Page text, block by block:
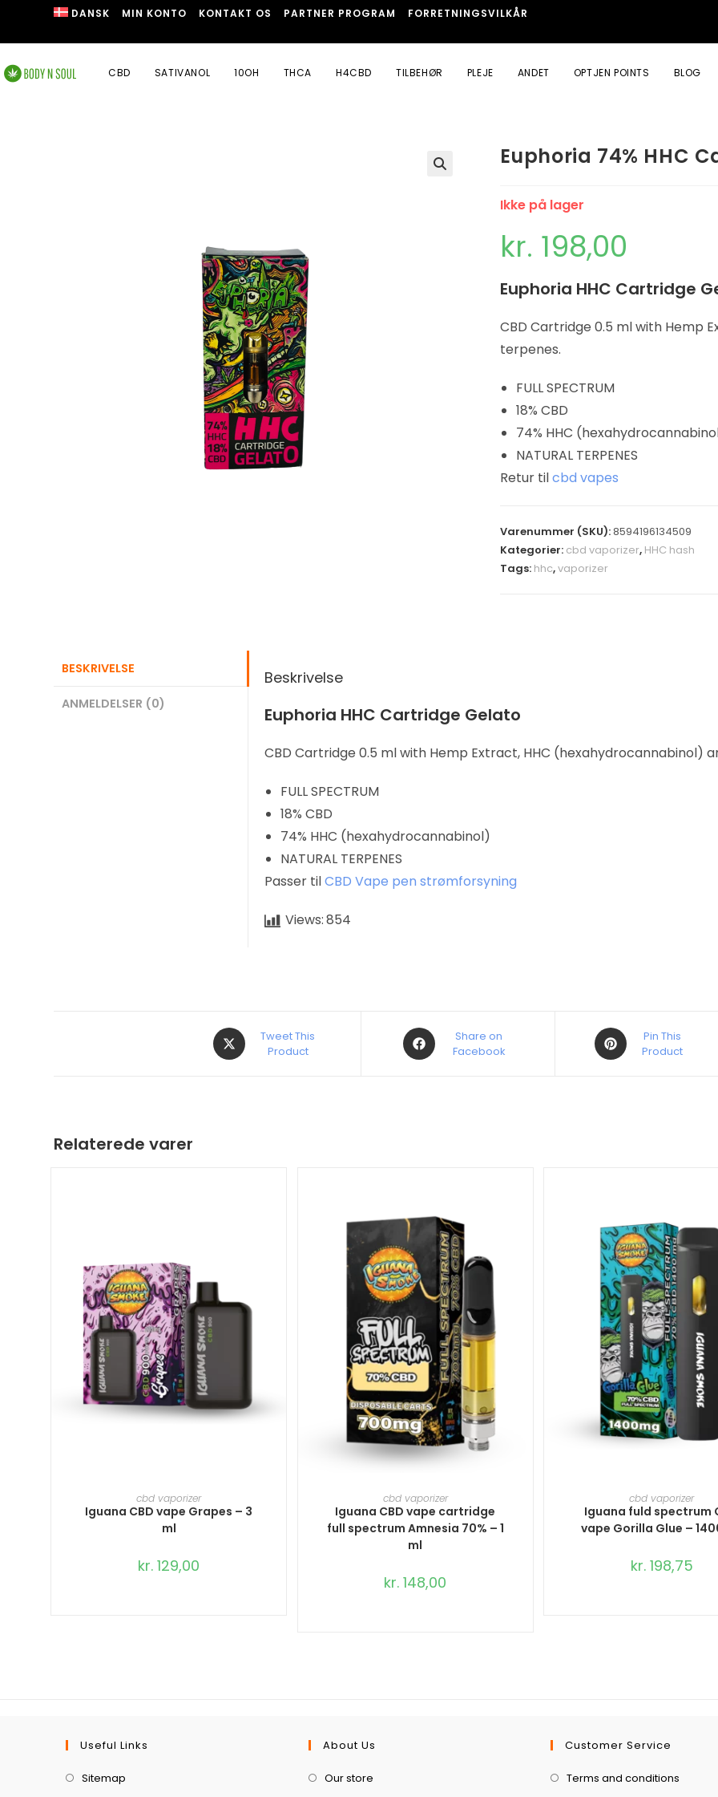
DANSK MIN KONTO KONTAKT OS PARTNER PROGRAM FORRETNINGSVILKÅR
CBD SATIVANOL 10OH THCA H4CBD TILBEHØR PLEJE ANDET OPTJEN POINTS BLOG
Euphoria 74% HHC
Ikke på lager
kr. 198,00
Euphoria HHC Cartridge
CBD Cartridge 0.5 ml with Hemp
terpenes.
FULL SPECTRUM
18% CBD
74% HHC
NATURAL TERPENES
Retur tilcbd vapes
Varenummer (SKU):8594196134509
Kategorier: cbd vaporizer, HHC hash
Tags: hhc,vaporizer
BESKRIVELSE
ANMELDELSER (0)
Beskrivelse
Euphoria HHC Cartridge Gelato
CBD Cartridge 0.5 ml with Hemp Extract, HHC (hexahydrocannabinol)
FULL SPECTRUM
18% CBD
74% HHC (hexahydrocannabinol)
NATURAL TERPENES
Passer tilCBD Vape pen strømforsyning
Views:854
Tweet This
Product
Share on
Facebook
Pin This
Product
Relaterede varer
TILFØJ TIL KURV
cbd vaporizer
Iguana CBD vape Grapes – 3
ml
kr. 129,00
TILFØJ TIL KURV
cbd vaporizer
Iguana CBD vape cartridge
full spectrum Amnesia 70% – 1
ml
kr. 148,00
TILFØJ TIL KURV
cbd vaporizer
Iguana fuld spectrum
vape Gorilla Glue –
kr.198,75
Useful Links
Sitemap
About Us
Our store
Customer Service
Terms and conditions